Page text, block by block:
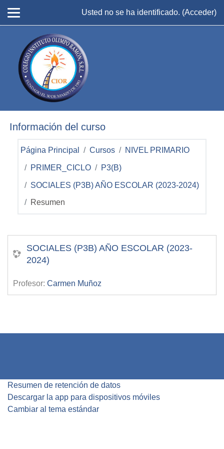
Usted no se ha identificado. (Acceder)
Información del curso
Página Principal Cursos NIVEL PRIMARIO
PRIMER_CICLO P3(B)
SOCIALES (P3B) AÑO ESCOLAR (2023-2024)
Resumen
SOCIALES (P3B) AÑO ESCOLAR (2023-
2024)
Profesor: Carmen Muñoz
Resumen de retención de datos
Descargar la app para dispositivos móviles
Cambiar al tema estándar